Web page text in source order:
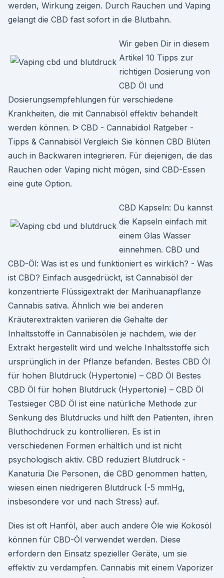
werden, Wirkung zeigen. Durch Rauchen und Vaping
gelangt die CBD fast sofort in die Blutbahn.
Wir geben Dir in diesem
Artikel 10 Tipps zur
richtigen Dosierung von
CBD Öl und
Dosierungsempfehlungen für verschiedene
Krankheiten, die mit Cannabisöl effektiv behandelt
werden können. ᐅ CBD - Cannabidiol Ratgeber -
Tipps & Cannabisöl Vergleich Sie können CBD Blüten
auch in Backwaren integrieren. Für diejenigen, die das
Rauchen oder Vaping nicht mögen, sind CBD-Essen
eine gute Option.
CBD Kapseln: Du kannst
die Kapseln einfach mit
einem Glas Wasser
einnehmen. CBD und
CBD-Öl: Was ist es und funktioniert es wirklich? - Was
ist CBD? Einfach ausgedrückt, ist Cannabisöl der
konzentrierte Flüssigextrakt der Marihuanapflanze
Cannabis sativa. Ähnlich wie bei anderen
Kräuterextrakten variieren die Gehalte der
Inhaltsstoffe in Cannabisölen je nachdem, wie der
Extrakt hergestellt wird und welche Inhaltsstoffe sich
ursprünglich in der Pflanze befanden. Bestes CBD Öl
für hohen Blutdruck (Hypertonie) – CBD Öl Bestes
CBD Öl für hohen Blutdruck (Hypertonie) – CBD Öl
Testsieger CBD Öl ist eine natürliche Methode zur
Senkung des Blutdrucks und hilft den Patienten, ihren
Bluthochdruck zu kontrollieren. Es ist in
verschiedenen Formen erhältlich und ist nicht
psychologisch aktiv. CBD reduziert Blutdruck -
Kanaturia Die Personen, die CBD genommen hatten,
wiesen einen niedrigeren Blutdruck (-5 mmHg,
insbesondere vor und nach Stress) auf.
Dies ist oft Hanföl, aber auch andere Öle wie Kokosöl
können für CBD-Öl verwendet werden. Diese
erfordern den Einsatz spezieller Geräte, um sie
effektiv zu verdampfen. Cannabis mit einem Vaporizer